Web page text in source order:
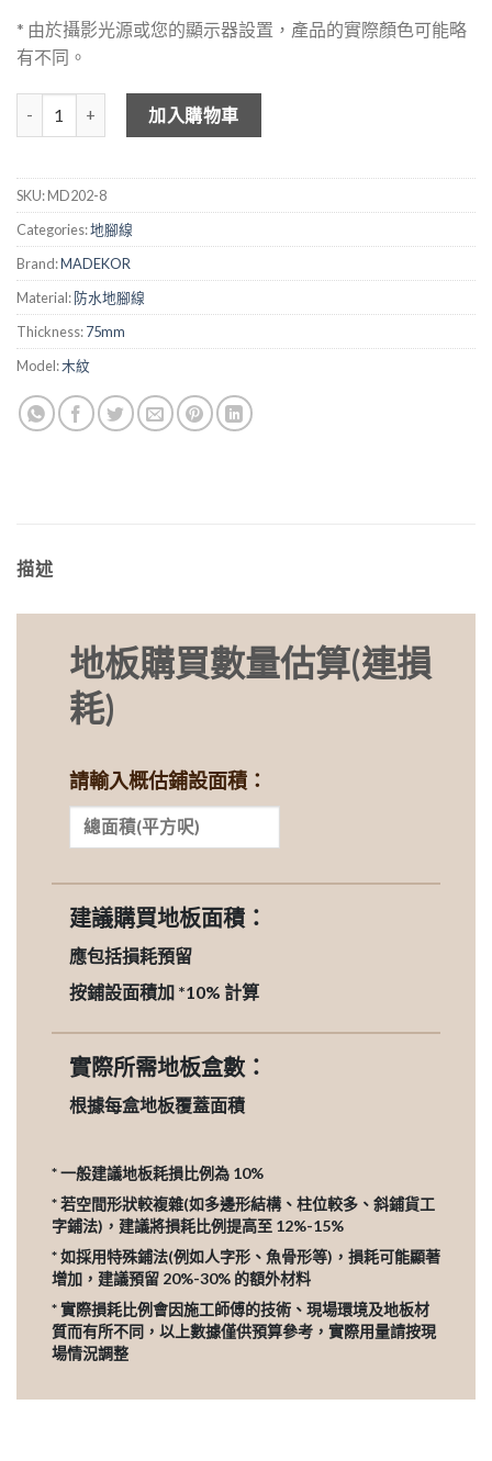
* 由於攝影光源或您的顯示器設置，產品的實際顏色可能略
有不同。
MADEKOR 防水地腳線 MD202-8 數量
加入購物車
SKU:MD202-8
Categories:地腳線
Brand:MADEKOR
Material: 防水地腳線
Thickness:75mm
Model:木紋
描述
地板購買數量估算(連損
耗)
請輸入概估鋪設面積：
建議購買地板面積：
應包括損耗預留
按鋪設面積加 *10% 計算
實際所需地板盒數：
根據每盒地板覆蓋面積
* 一般建議地板耗損比例為 10%
* 若空間形狀較複雜(如多邊形結構、柱位較多、斜鋪貨工
字鋪法)，建議將損耗比例提高至 12%-15%
* 如採用特殊鋪法(例如人字形、魚骨形等)，損耗可能顯著
增加，建議預留 20%-30% 的額外材料
* 實際損耗比例會因施工師傅的技術、現場環境及地板材
質而有所不同，以上數據僅供預算參考，實際用量請按現
場情況調整